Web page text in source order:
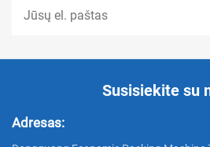
Susisiekite su
Adresas: